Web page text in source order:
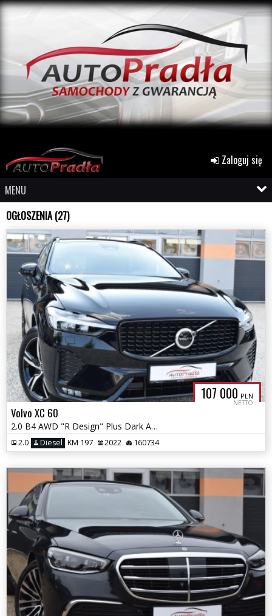
Zaloguj się
MENU
OGŁOSZENIA (27)
107 000 PLN
NETTO
Volvo XC 60
2.0 B4 AWD "R Design" Plus Dark Automatic Virtual Skóra Navi Ledy
2.0 Diesel KM 197 2022 160734